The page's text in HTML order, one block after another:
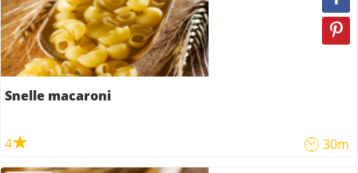
Snelle macaroni
4 30m